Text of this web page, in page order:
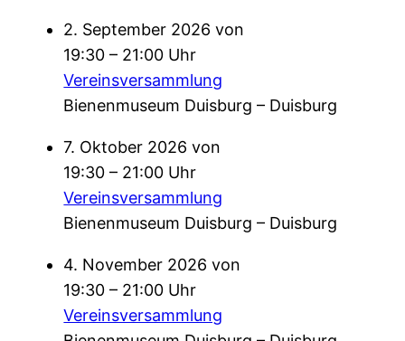
2. September 2026 von
19:30 – 21:00 Uhr
Vereinsversammlung
Bienenmuseum Duisburg – Duisburg
7. Oktober 2026 von
19:30 – 21:00 Uhr
Vereinsversammlung
Bienenmuseum Duisburg – Duisburg
4. November 2026 von
19:30 – 21:00 Uhr
Vereinsversammlung